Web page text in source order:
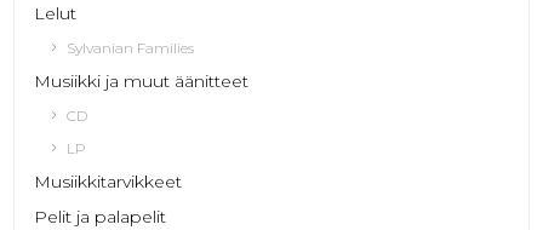
Lelut
Sylvanian Families
Musiikki ja muut äänitteet
CD
LP
Musiikkitarvikkeet
Pelit ja palapelit